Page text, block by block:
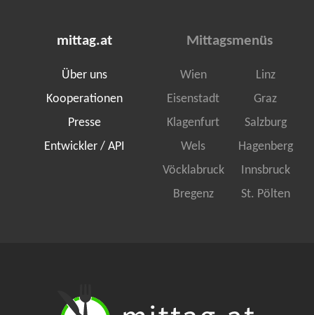
mittag.at
Über uns
Kooperationen
Presse
Entwickler / API
Mittagsmenüs
Wien
Linz
Eisenstadt
Graz
Klagenfurt
Salzburg
Wels
Hagenberg
Vöcklabruck
Innsbruck
Bregenz
St. Pölten